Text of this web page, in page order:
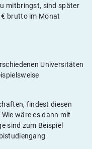
mitbringst, sind später
brutto im Monat
Universitäten
findest diesen
wäre es dann mit
sind zum Beispiel